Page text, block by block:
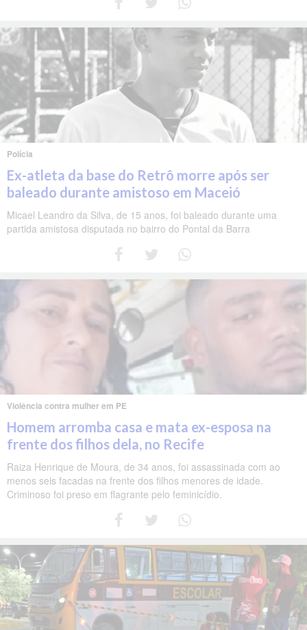
Polícia
Ex-atleta da base do Retrô morre após ser
baleado durante amistoso em Maceió
Micael Leandro da Silva, de 15 anos, foi baleado durante uma
partida amistosa disputada no bairro do Pontal da Barra
Violência contra mulher em PE
Homem arromba casa e mata ex-esposa na
frente dos filhos dela, no Recife
Raiza Henrique de Moura, de 34 anos, foi assassinada com ao
menos seis facadas na frente dos filhos menores de idade.
Criminoso foi preso em flagrante pelo feminicídio.